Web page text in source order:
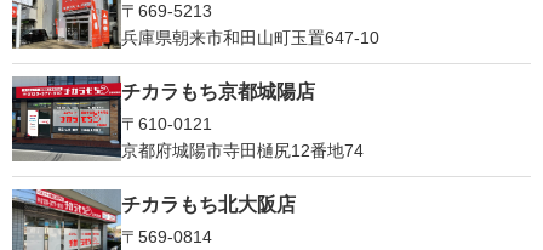
〒669-5213
兵庫県朝来市和田山町玉置647-10
チカラもち京都城陽店
〒610-0121
京都府城陽市寺田樋尻12番地74
チカラもち北大阪店
〒569-0814